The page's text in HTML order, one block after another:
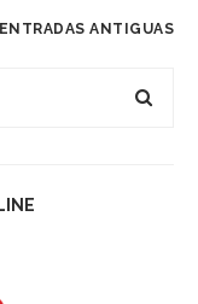
ENTRADAS ANTIGUAS